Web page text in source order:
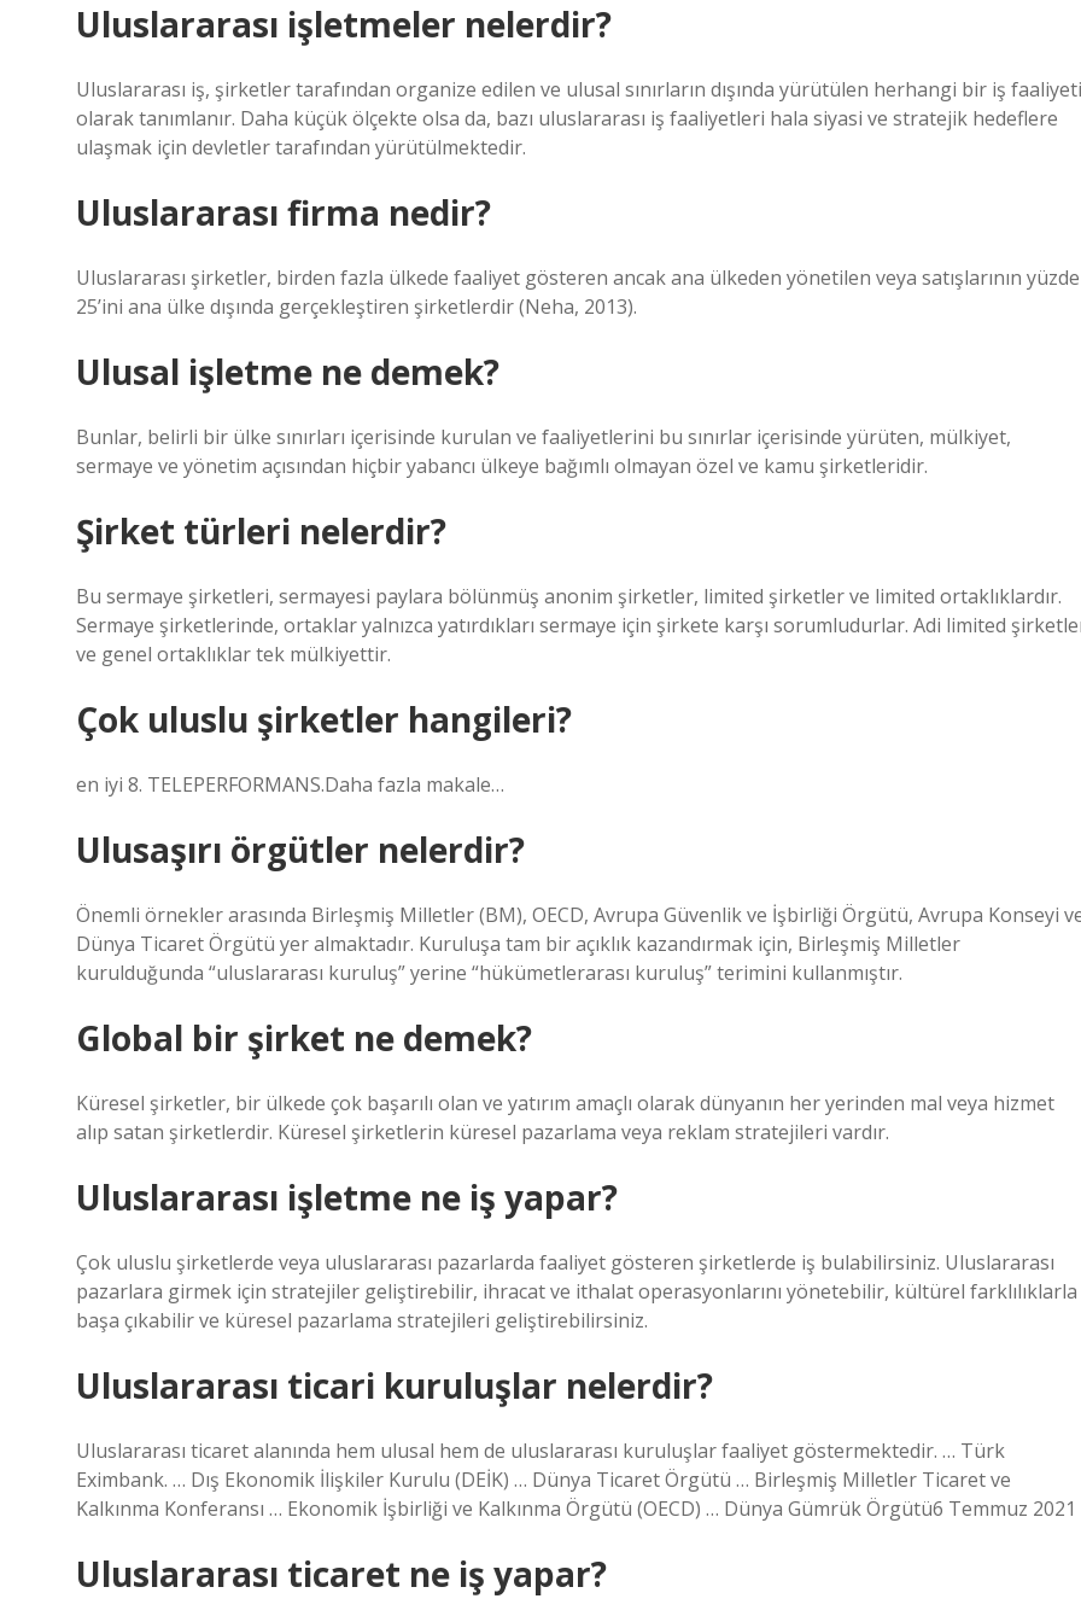
Uluslararası işletmeler nelerdir?
Uluslararası iş, şirketler tarafından organize edilen ve ulusal sınırların dışında yürütülen herhangi bir iş faaliyeti
olarak tanımlanır. Daha küçük ölçekte olsa da, bazı uluslararası iş faaliyetleri hala siyasi ve stratejik hedeflere
ulaşmak için devletler tarafından yürütülmektedir.
Uluslararası firma nedir?
Uluslararası şirketler, birden fazla ülkede faaliyet gösteren ancak ana ülkeden yönetilen veya satışlarının yüzde
25’ini ana ülke dışında gerçekleştiren şirketlerdir (Neha, 2013).
Ulusal işletme ne demek?
Bunlar, belirli bir ülke sınırları içerisinde kurulan ve faaliyetlerini bu sınırlar içerisinde yürüten, mülkiyet,
sermaye ve yönetim açısından hiçbir yabancı ülkeye bağımlı olmayan özel ve kamu şirketleridir.
Şirket türleri nelerdir?
Bu sermaye şirketleri, sermayesi paylara bölünmüş anonim şirketler, limited şirketler ve limited ortaklıklardır.
Sermaye şirketlerinde, ortaklar yalnızca yatırdıkları sermaye için şirkete karşı sorumludurlar. Adi limited
ve genel ortaklıklar tek mülkiyettir.
Çok uluslu şirketler hangileri?
en iyi 8. TELEPERFORMANS.Daha fazla makale…
Ulusaşırı örgütler nelerdir?
Önemli örnekler arasında Birleşmiş Milletler (BM), OECD, Avrupa Güvenlik ve İşbirliği Örgütü, Avrupa Konseyi
Dünya Ticaret Örgütü yer almaktadır. Kuruluşa tam bir açıklık kazandırmak için, Birleşmiş Milletler
kurulduğunda “uluslararası kuruluş” yerine “hükümetlerarası kuruluş” terimini kullanmıştır.
Global bir şirket ne demek?
Küresel şirketler, bir ülkede çok başarılı olan ve yatırım amaçlı olarak dünyanın her yerinden mal veya hizmet
alıp satan şirketlerdir. Küresel şirketlerin küresel pazarlama veya reklam stratejileri vardır.
Uluslararası işletme ne iş yapar?
Çok uluslu şirketlerde veya uluslararası pazarlarda faaliyet gösteren şirketlerde iş bulabilirsiniz. Uluslararası
pazarlara girmek için stratejiler geliştirebilir, ihracat ve ithalat operasyonlarını yönetebilir, kültürel farklılıklarla
başa çıkabilir ve küresel pazarlama stratejileri geliştirebilirsiniz.
Uluslararası ticari kuruluşlar nelerdir?
Uluslararası ticaret alanında hem ulusal hem de uluslararası kuruluşlar faaliyet göstermektedir. … Türk
Eximbank. … Dış Ekonomik İlişkiler Kurulu (DEİK) … Dünya Ticaret Örgütü … Birleşmiş Milletler Ticaret ve
Kalkınma Konferansı … Ekonomik İşbirliği ve Kalkınma Örgütü (OECD) … Dünya Gümrük Örgütü6 Temmuz 2021
Uluslararası ticaret ne iş yapar?